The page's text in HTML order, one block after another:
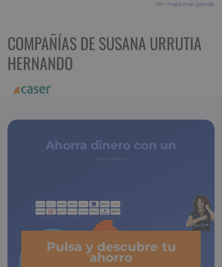
Ver mapa más grande
COMPAÑÍAS DE SUSANA URRUTIA
HERNANDO
Ahorra dinero con un
Pulsa y descubre tu
ahorro